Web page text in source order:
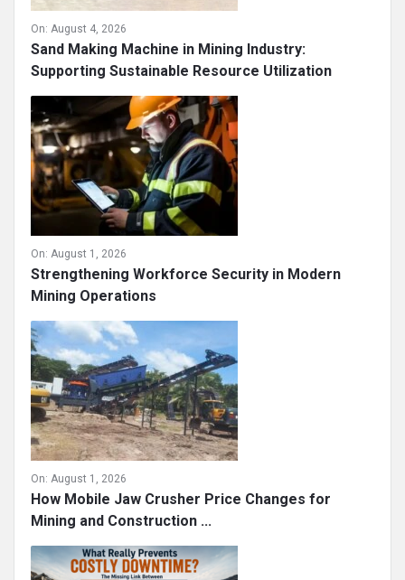
On: August 4, 2026
Sand Making Machine in Mining Industry:
Supporting Sustainable Resource Utilization
On: August 1, 2026
Strengthening Workforce Security in Modern
Mining Operations
On: August 1, 2026
How Mobile Jaw Crusher Price Changes for
Mining and Construction ...